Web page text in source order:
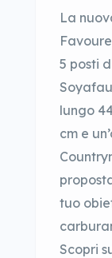
La
5 posti
lungo
cm e
tuo
Scopri